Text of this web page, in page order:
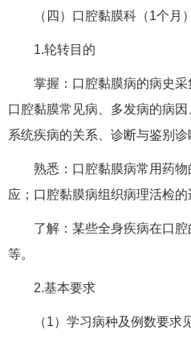
（四）口腔黏膜科（1个月）
1.轮转目的
掌握：口腔黏膜病的病史采
口腔黏膜常见病、多发病的病
系统疾病的关系、诊断与鉴别诊
熟悉：口腔黏膜病常用药物
应；口腔黏膜病组织病理活检的
了解：某些全身疾病在口腔
等。
2.基本要求
（1）学习病种及例数要求见